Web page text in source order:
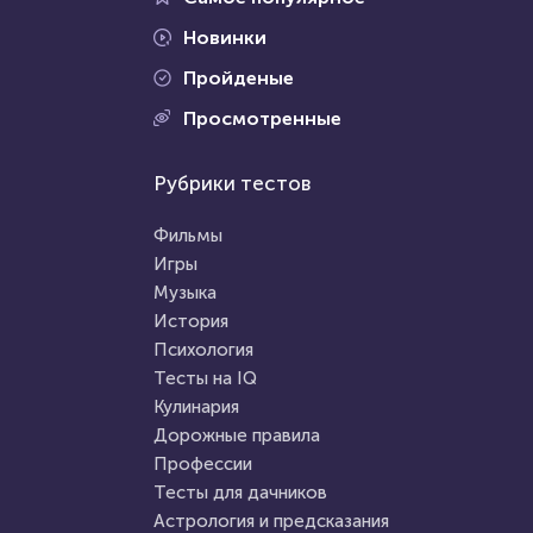
Проходили 1016 раз
Пройти тест
14 сентября 2020 4711
Тест: "Хороший Вы человек
3 августа 2021
Рубрики тестов
Фильмы
Игры
Музыка
История
Психология
Тесты на IQ
Кулинария
Дорожные правила
Профессии
Тесты для дачников
Астрология и предсказания
Новинки
Пройденые
Просмотренные